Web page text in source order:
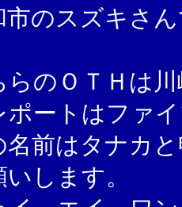
市のスズキさ
らのＯＴＨは
ポートはファ
名前はタナカ
いします。